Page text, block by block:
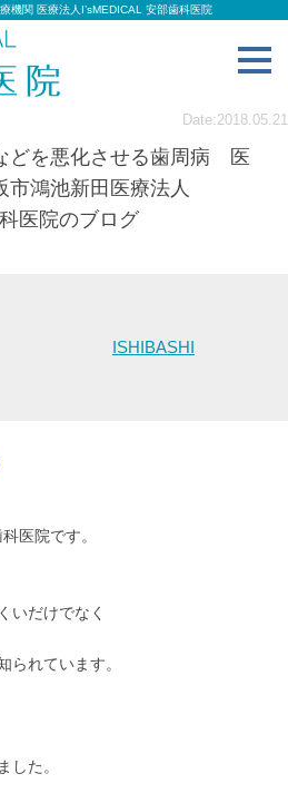
機関 医療法人I’sMEDICAL 安部歯科医院
Date:2018.05.21
どを悪化させる歯周病 医
市鴻池新田医療法人
医院のブログ
ISHIBASHI
医院です。
いだけでなく
られています。
した。